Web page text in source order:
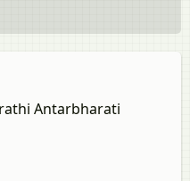
Antarbharati